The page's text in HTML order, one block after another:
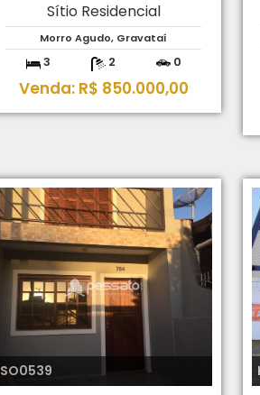
Sítio Residencial
Morro Agudo, Gravataí
3 2 0
Venda: R$ 850.000,00
SO0539